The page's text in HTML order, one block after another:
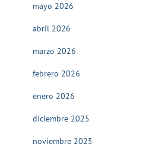
mayo 2026
abril 2026
marzo 2026
febrero 2026
enero 2026
diciembre 2025
noviembre 2025